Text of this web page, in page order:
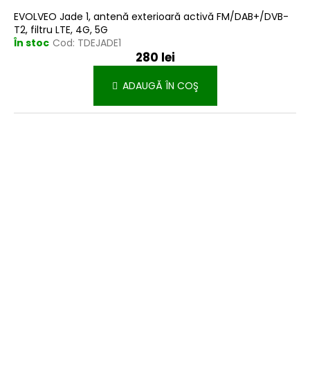
EVOLVEO Jade 1, antenă exterioară activă FM/DAB+/DVB-
T2, filtru LTE, 4G, 5G
În stoc Cod: TDEJADE1
280 lei
ADAUGĂ ÎN COŞ